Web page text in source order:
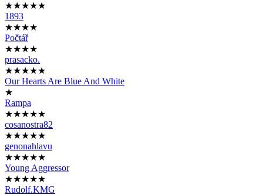
★★★★★
1893
★★★★
Počtář
★★★★
prasacko.
★★★★★
Our Hearts Are Blue And White
★
Rampa
★★★★★
cosanostra82
★★★★★
genonahlavu
★★★★★
Young Aggressor
★★★★★
Rudolf.KMG